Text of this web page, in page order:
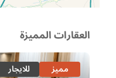
العقارات المميزة
مميز للايجار